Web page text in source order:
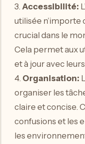
3. Accessibilité:
utilisée n’importe
crucial dans le
Cela permet aux
et à jour avec
4. Organisation:
organiser les
claire et concise.
confusions et les
les